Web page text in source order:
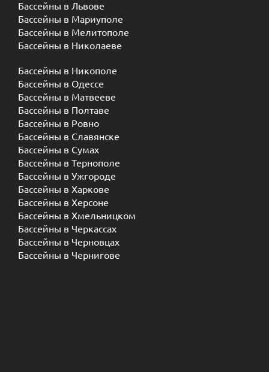
Бассейны в Львове
Бассейны в Мариуполе
Бассейны в Мелитополе
Бассейны в Николаеве
Бассейны в Никополе
Бассейны в Одессе
Бассейны в Матвееве
Бассейны в Полтаве
Бассейны в Ровно
Бассейны в Славянске
Бассейны в Сумах
Бассейны в Тернополе
Бассейны в Ужгороде
Бассейны в Харкове
Бассейны в Херсоне
Бассейны в Хмельницком
Бассейны в Черкассах
Бассейны в Черновцах
Бассейны в Чернигове